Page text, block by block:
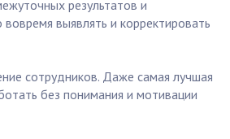
результатов и
выявлять и корректировать
сотрудников. Даже самая лучшая
без понимания и мотивации